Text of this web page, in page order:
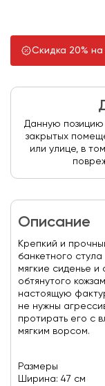
Скидка 20%
Данную позицию
закрытых
или улице, в
Описание
Крепкий и
банкетного
мягкие сиденье и
обтянутого
настоящую
не нужны
протирать его с
мягким ворсом.
Размеры
Ширина: 47 см